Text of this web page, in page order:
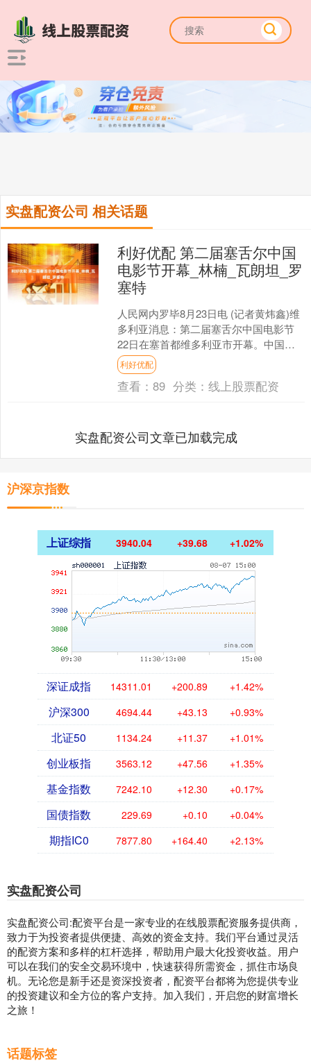
实盘配资公司 相关话题
利好优配 第二届塞舌尔中国
电影节开幕_林楠_瓦朗坦_罗
塞特
人民网内罗毕8月23日电 (记者黄炜鑫)维
多利亚消息：第二届塞舌尔中国电影节
22日在塞首都维多利亚市开幕。中国驻
塞舌尔大使林楠，塞舌尔卫生部长维
多、教育部长瓦朗....
利好优配
查看：89 分类：线上股票配资
实盘配资公司文章已加载完成
沪深京指数
上证综指 3940.04 +39.68 +1.02%
深证成指 14311.01 +200.89 +1.42%
沪深300 4694.44 +43.13 +0.93%
北证50 1134.24 +11.37 +1.01%
创业板指 3563.12 +47.56 +1.35%
基金指数 7242.10 +12.30 +0.17%
国债指数 229.69 +0.10 +0.04%
期指IC0 7877.80 +164.40 +2.13%
实盘配资公司
实盘配资公司:配资平台是一家专业的在线股票配资服务提供商，
致力于为投资者提供便捷、高效的资金支持。我们平台通过灵活
的配资方案和多样的杠杆选择，帮助用户最大化投资收益。用户
可以在我们的安全交易环境中，快速获得所需资金，抓住市场良
机。无论您是新手还是资深投资者，配资平台都将为您提供专业
的投资建议和全方位的客户支持。加入我们，开启您的财富增长
之旅！
话题标签